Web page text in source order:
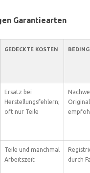
Garantiearten
GEDECKTE KOSTEN
Ersatz bei
Herstellungsfehlern;
oft nur Teile
Teile und manchmal
Arbeitszeit
durch